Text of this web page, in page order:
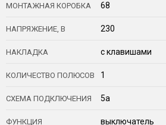
МОНТАЖНАЯ КОРОБКА 68
НАПРЯЖЕНИЕ, В 230
НАКЛАДКА с клавишами
КОЛИЧЕСТВО ПОЛЮСОВ 1
СХЕМА ПОДКЛЮЧЕНИЯ 5a
ФУНКЦИЯ выключатель